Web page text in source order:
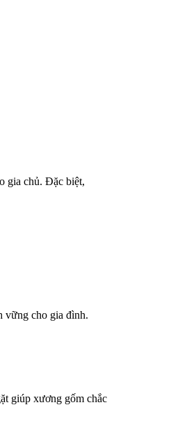
gia chủ. Đặc biệt,
vững cho gia đình.
giúp xương gốm chắc